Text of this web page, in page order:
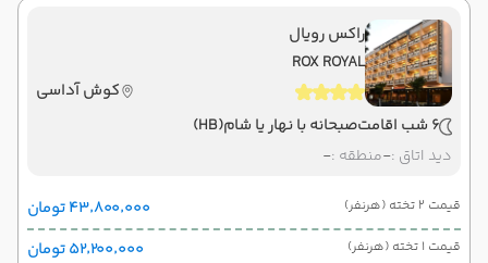
راکس رویال
ROX ROYAL
کوش آداسی
6 شب اقامت
صبحانه با نهار یا شام(HB)
دید اتاق :-منطقه :-
قیمت 2 تخته (هرنفر) ۴۳٬۸۰۰٬۰۰۰ تومان
قیمت 1 تخته (هرنفر) ۵۲٬۲۰۰٬۰۰۰ تومان